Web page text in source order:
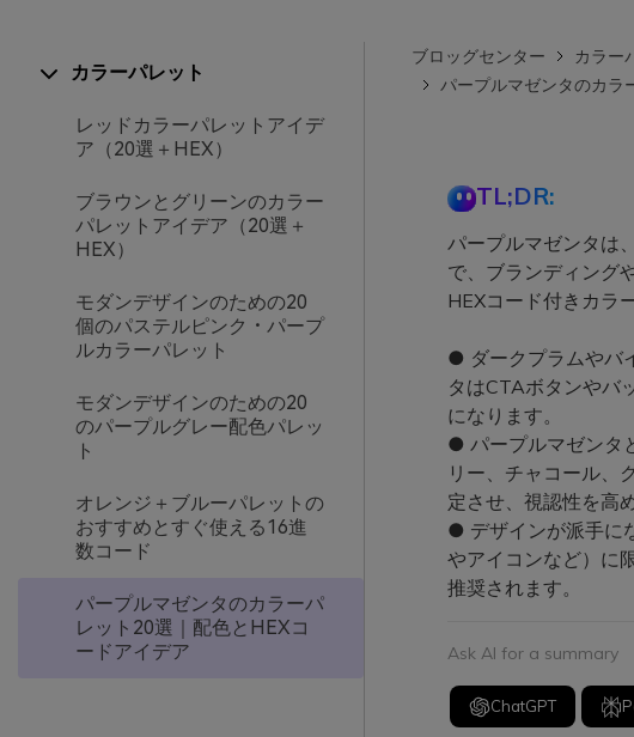
カラーパレット
レッドカラーパレットアイデ
ア（20選＋HEX）
ブラウンとグリーンのカラー
パレットアイデア（20選＋
HEX）
モダンデザインのための20
個のパステルピンク・パープ
ルカラーパレット
モダンデザインのための20
のパープルグレー配色パレッ
ト
オレンジ＋ブルーパレットの
おすすめとすぐ使える16進
数コード
パープルマゼンタのカラーパ
レット20選｜配色とHEXコ
ードアイデア
ブロッグセンター
カラー
パープルマゼンタのカラ
TL;DR:
パープルマゼンタは
で、ブランディング
HEXコード付きカラ
● ダークプラムやバ
タはCTAボタンやバ
になります。
● パープルマゼンタ
リー、チャコール、
定させ、視認性を高
● デザインが派手に
やアイコンなど）に
推奨されます。
Ask AI for a summary
ChatGPT